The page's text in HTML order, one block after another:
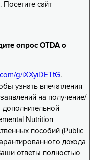
Посетите сайт
опрос OTDA о
g/iXXyiDETtG.
узнать впечатления
на получение/
Nutrition
пособий (Public
дохода
ответы полностью